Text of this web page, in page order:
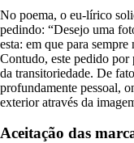
No poema, o eu-lírico
pedindo: “Desejo uma
esta: em que para
Contudo, este pedido por
da transitoriedade. De
profundamente pessoal,
exterior através da
Aceitação das